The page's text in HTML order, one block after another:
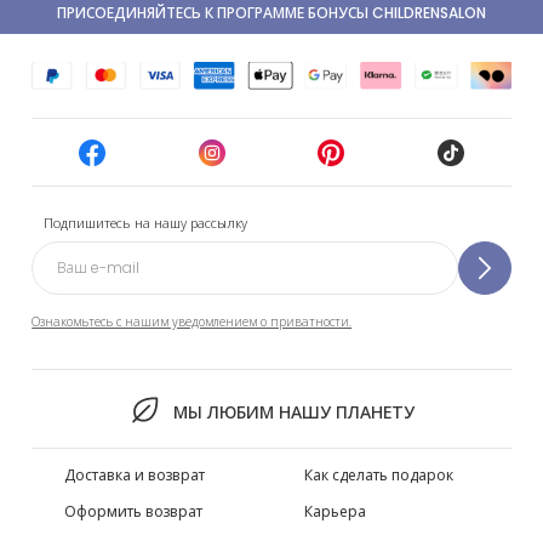
Подпишитесь на нашу рассылку
Ознакомьтесь с нашим уведомлением о приватности.
МЫ ЛЮБИМ НАШУ ПЛАНЕТУ
ПРИСОЕДИНЯЙТЕСЬ К ПРОГРАММЕ БОНУСЫ CHILDRENSALON
Доставка и возврат
Оформить возврат
Как сделать подарок
Карьера